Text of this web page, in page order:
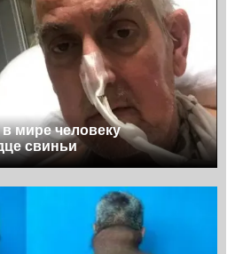
мире человеку
свиньи